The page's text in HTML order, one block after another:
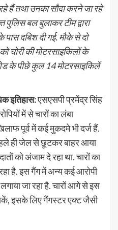
हैं तथा उनका सौदा करने जा रहे
बल बुलाकर टीम द्वारा
दबिश दी गई. मौके से दो
चोरी की मोटरसाइकिलों के
के पीछे कुल 14 मोटरसाइकिलें
इतिहास:एसएसपी प्रमेंद्र सिंह
में से चारों का लंबा
पूर्व में कई मुकदमे भी दर्ज हैं.
ही जेल से छूटकर बाहर आया
को अंजाम दे रहा था. चारों का
है. इस गैंग में अन्य कई आरोपी
जा रहा है. चारों आगे से इस
इसके लिए गैंगस्टर एक्ट जैसी